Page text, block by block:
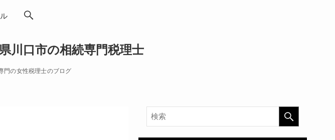
川口市の相続専門税理士
門の女性税理士のブログ